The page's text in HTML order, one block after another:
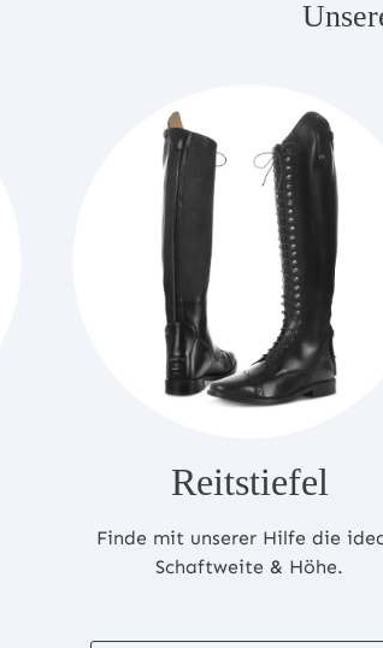
Reitstiefel
Finde mit unserer Hilfe die
Schaftweite & Höhe.